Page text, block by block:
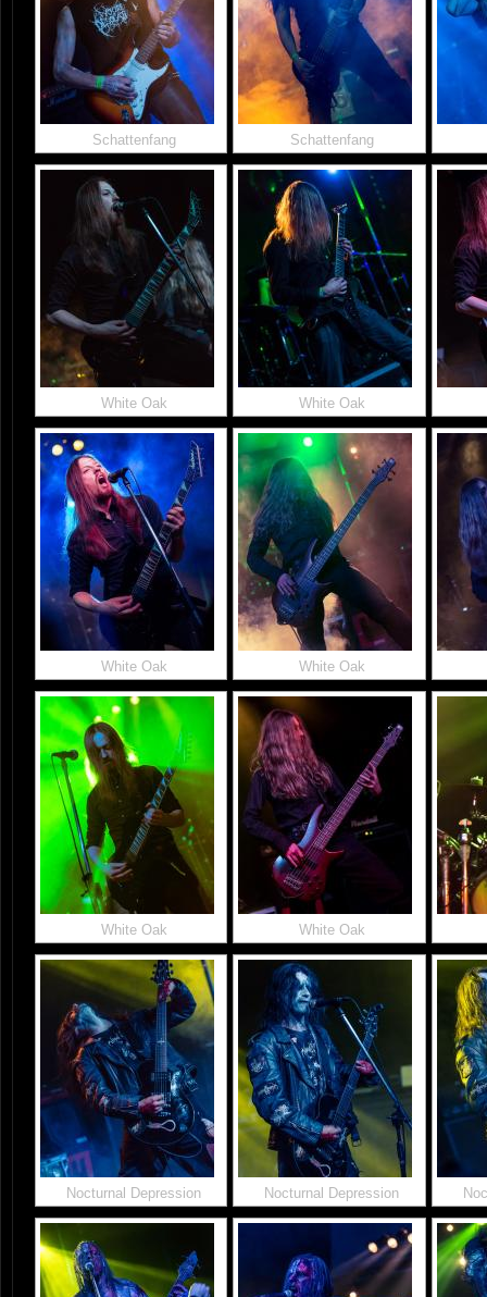
Schattenfang Schattenfang
White Oak White Oak
White Oak White Oak
White Oak White Oak
Nocturnal Depression Nocturnal Depression